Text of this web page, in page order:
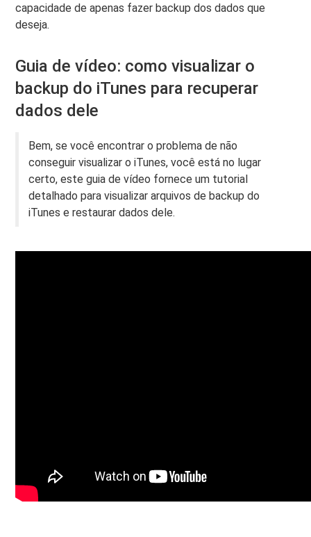
capacidade de apenas fazer backup dos dados que
deseja.
Guia de vídeo: como visualizar o
backup do iTunes para recuperar
dados dele
Bem, se você encontrar o problema de não
conseguir visualizar o iTunes, você está no lugar
certo, este guia de vídeo fornece um tutorial
detalhado para visualizar arquivos de backup do
iTunes e restaurar dados dele.